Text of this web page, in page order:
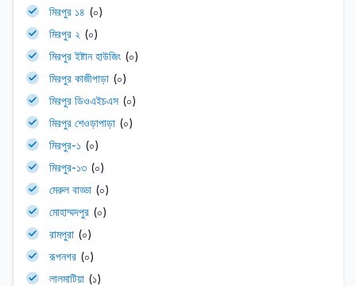
মিরপুর ১৪ (০)
মিরপুর ২ (০)
মিরপুর ইষ্টান হাউজিং (০)
মিরপুর কাজীপাড়া (০)
মিরপুর ডিওএইচএস (০)
মিরপুর শেওড়াপাড়া (০)
মিরপুর-১ (০)
মিরপুর-১৩ (০)
মেরুল বাড্ডা (০)
মোহাম্মদপুর (০)
রামপুরা (০)
রূপনগর (০)
লালমাটিয়া (১)